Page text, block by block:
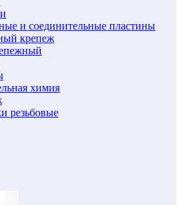
и соединительные пластины
крепеж
химия
резьбовые